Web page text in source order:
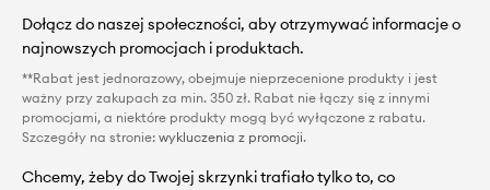
Dołącz do naszej społeczności, aby otrzymywać informacje o
najnowszych promocjach i produktach.
**Rabat jest jednorazowy, obejmuje nieprzecenione produkty i jest
ważny przy zakupach za min. 350 zł. Rabat nie łączy się z innymi
promocjami, a niektóre produkty mogą być wyłączone z rabatu.
Szczegóły na stronie: wykluczenia z promocji.
Chcemy, żeby do Twojej skrzynki trafiało tylko to, co